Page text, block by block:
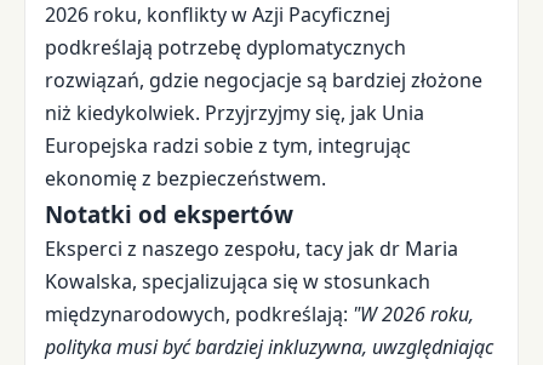
2026 roku, konflikty w Azji Pacyficznej
podkreślają potrzebę dyplomatycznych
rozwiązań, gdzie negocjacje są bardziej złożone
niż kiedykolwiek. Przyjrzyjmy się, jak Unia
Europejska radzi sobie z tym, integrując
ekonomię z bezpieczeństwem.
Notatki od ekspertów
Eksperci z naszego zespołu, tacy jak dr Maria
Kowalska, specjalizująca się w stosunkach
międzynarodowych, podkreślają: "W 2026 roku,
polityka musi być bardziej inkluzywna, uwzględniając